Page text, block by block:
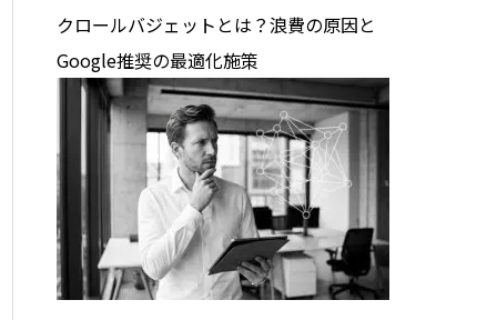
クロールバジェットとは？浪費の原因と
Google推奨の最適化施策